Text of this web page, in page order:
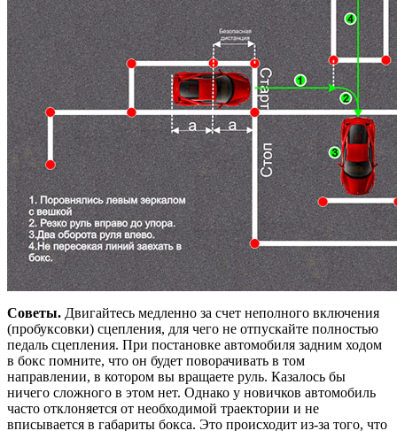
Советы. Двигайтесь медленно за счет неполного включения
(пробуксовки) сцепления, для чего не отпускайте полностью
педаль сцепления. При постановке автомобиля задним ходом
в бокс помните, что он будет поворачивать в том
направлении, в котором вы вращаете руль. Казалось бы
ничего сложного в этом нет. Однако у новичков автомобиль
часто отклоняется от необходимой траектории и не
вписывается в габариты бокса. Это происходит из-за того, что